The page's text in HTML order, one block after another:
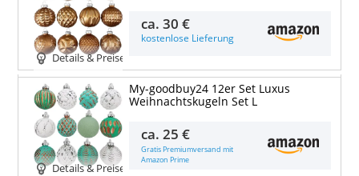
Details & Preise
ca.30 €
kostenlose Lieferung
Details & Preise
My-goodbuy24 12er Set Luxus
Weihnachtskugeln Set L
ca.25 €
Gratis Premiumversand mit
Amazon Prime